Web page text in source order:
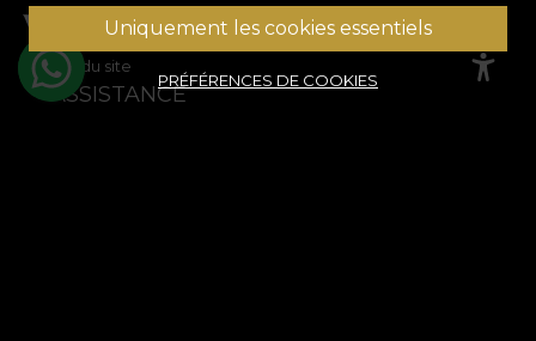
Uniquement les cookies essentiels
PRÉFÉRENCES DE COOKIES
Politique en matière de cookies
Plan du site
ASSISTANCE